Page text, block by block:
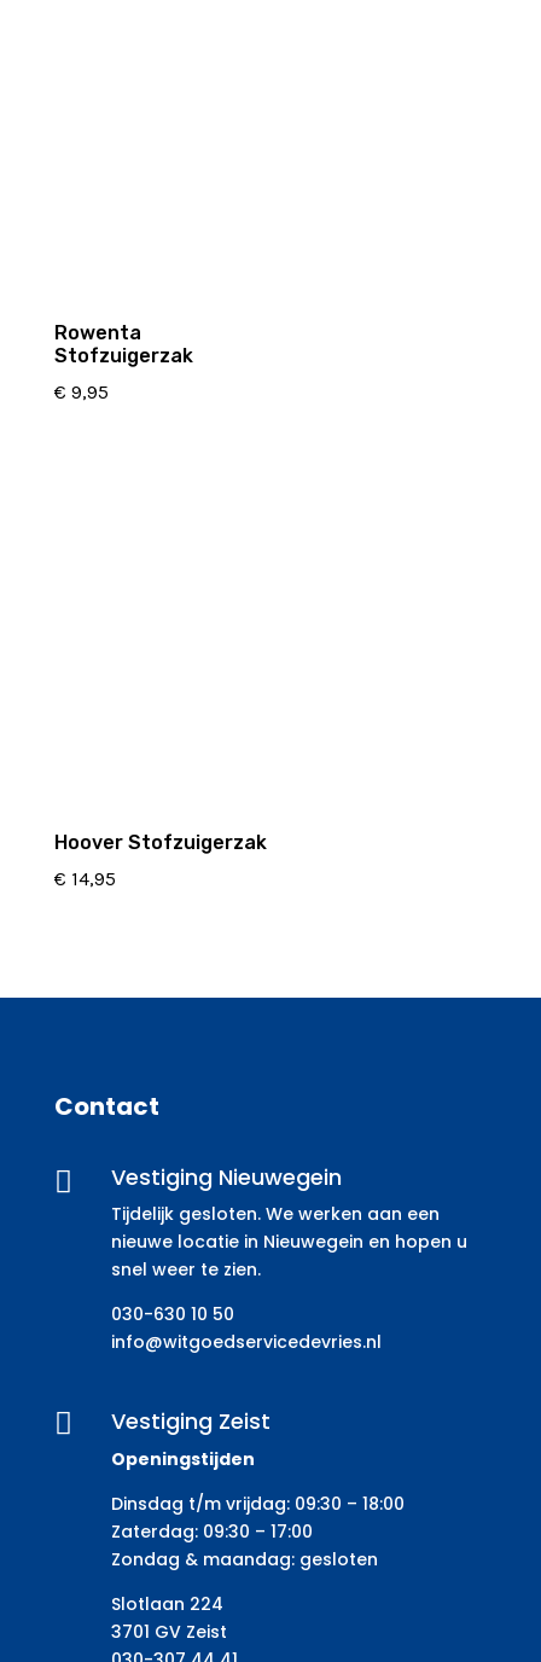
Rowenta
Stofzuigerzak
€ 9,95
Hoover Stofzuigerzak
€ 14,95
Contact
 Vestiging Nieuwegein
Tijdelijk gesloten. We werken aan een
nieuwe locatie in Nieuwegein en hopen u
snel weer te zien.
030-630 10 50
info@witgoedservicedevries.nl
 Vestiging Zeist
Openingstijden
Dinsdag t/m vrijdag: 09:30 – 18:00
Zaterdag: 09:30 – 17:00
Zondag & maandag: gesloten
Slotlaan 224
3701 GV Zeist